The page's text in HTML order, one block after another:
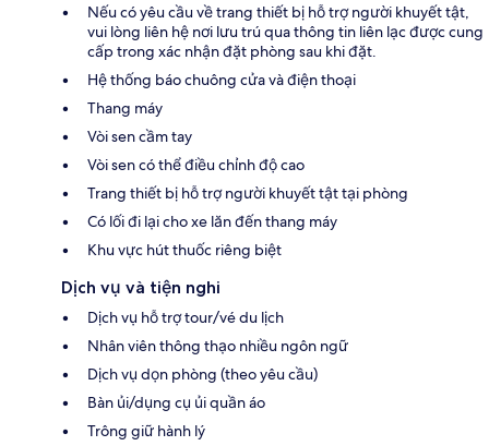
Nếu có yêu cầu về trang thiết bị hỗ trợ người khuyết tật,
vui lòng liên hệ nơi lưu trú qua thông tin liên lạc được cung
cấp trong xác nhận đặt phòng sau khi đặt.
Hệ thống báo chuông cửa và điện thoại
Thang máy
Vòi sen cầm tay
Vòi sen có thể điều chỉnh độ cao
Trang thiết bị hỗ trợ người khuyết tật tại phòng
Có lối đi lại cho xe lăn đến thang máy
Khu vực hút thuốc riêng biệt
Dịch vụ và tiện nghi
Dịch vụ hỗ trợ tour/vé du lịch
Nhân viên thông thạo nhiều ngôn ngữ
Dịch vụ dọn phòng (theo yêu cầu)
Bàn ủi/dụng cụ ủi quần áo
Trông giữ hành lý